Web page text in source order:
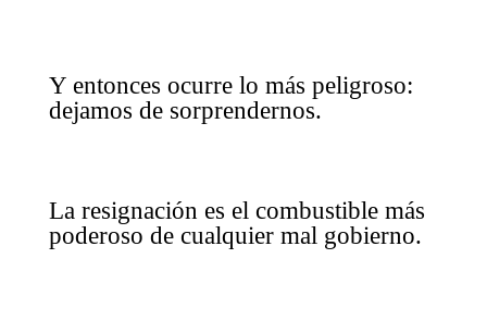
Y entonces ocurre lo más peligroso:
dejamos de sorprendernos.
La resignación es el combustible más
poderoso de cualquier mal gobierno.